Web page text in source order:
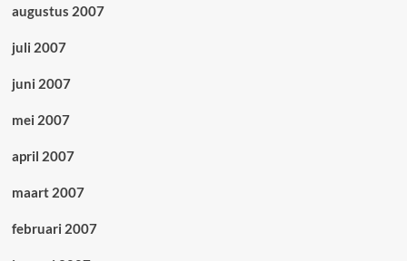
augustus 2007
juli 2007
juni 2007
mei 2007
april 2007
maart 2007
februari 2007